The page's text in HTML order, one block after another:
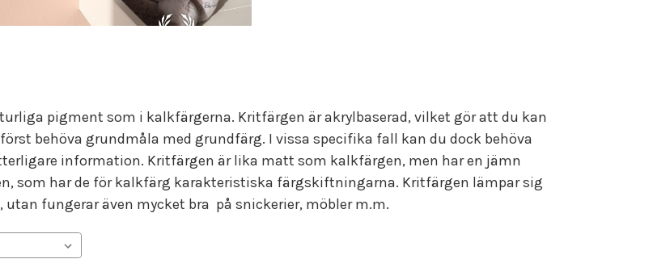
pigment som i kalkfärgerna. Kritfärgen är akrylbaserad, vilket gör att du kan
behöva grundmåla med grundfärg. I vissa specifika fall kan du dock behöva
information. Kritfärgen är lika matt som kalkfärgen, men har en jämn
som har de för kalkfärg karakteristiska färgskiftningarna. Kritfärgen lämpar sig
fungerar även mycket bra på snickerier, möbler m.m.